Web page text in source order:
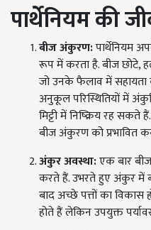
पार्थेनियमकी
बीज अंकुरण:पार्थेनियम
रूप में करता है. बीज छोटे,
जो उनके फैलाव में
अनुकूल परिस्थितियों में
मिट्टी में निष्क्रिय रह
बीज अंकुरण को प्रभावित
अंकुर अवस्था:एक बार
करते हैं. उभरते हुए अंकुर में
बाद अच्छे पत्तों का
होते हैं लेकिन उपयुक्त